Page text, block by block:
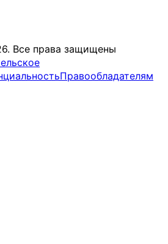
Все права защищены
Правообладателям